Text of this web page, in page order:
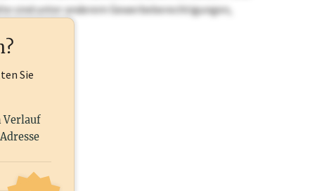
sind unter anderem Gewerbeberechtigungen,
Sie
Verlauf